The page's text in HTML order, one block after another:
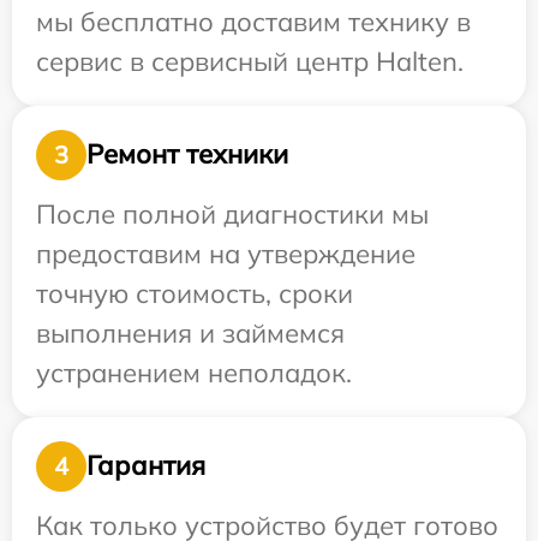
мы бесплатно доставим технику в
сервис в сервисный центр Halten.
3
Ремонт техники
После полной диагностики мы
предоставим на утверждение
точную стоимость, сроки
выполнения и займемся
устранением неполадок.
4
Гарантия
Как только устройство будет готово